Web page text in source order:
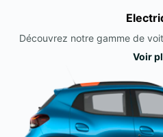
Découvrez notre gamme de
Voir